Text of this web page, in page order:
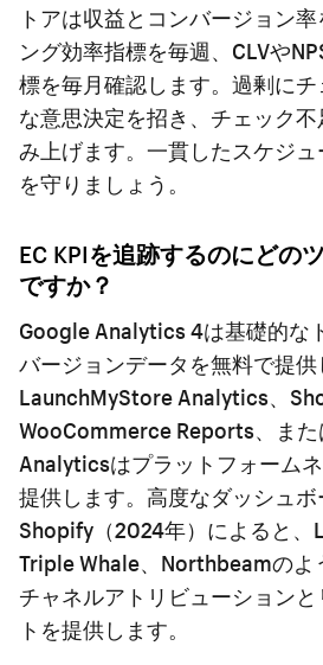
トアは収益とコンバージョン
ング効率指標を毎週、CLVや
標を毎月確認します。過剰に
な意思決定を招き、チェック
み上げます。一貫したスケジ
を守りましょう。
EC KPIを追跡するのにどの
ですか？
Google Analytics 4は基礎的な
バージョンデータを無料で提供
LaunchMyStore Analytics、
WooCommerce Reports、ま
Analyticsはプラットフォーム
提供します。高度なダッシュボ
Shopify（2024年）によると、
Triple Whale、Northbeamのよ
チャネルアトリビューション
トを提供します。